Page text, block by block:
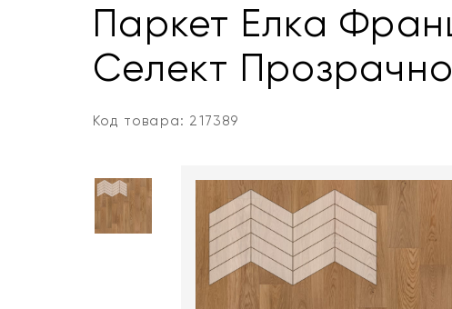
Паркет Елка
Селект
Код товара: 217389